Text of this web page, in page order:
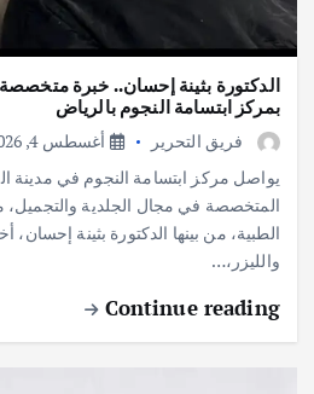
الدكتورة بثينة إحسان.. خبرة
بمركز ابتسامة النجوم بالرياض
فريق التحرير
أغسطس 4, 2026
يواصل مركز ابتسامة النجوم في مدينة
المتخصصة في مجال الجلدية
الطبية، من بينها الدكتورة بثينة إحسان،
والليزر،…
Continue reading